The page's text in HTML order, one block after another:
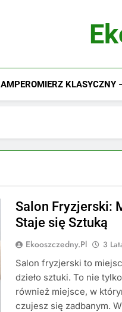
AMPEROMIERZ KLASYCZNY
Salon Fryzjerski:
Staje się Sztuką
Ekooszczedny.pl 3
Salon fryzjerski to
dzieło sztuki. To nie
również miejsce, w
czujesz się zadbanym.